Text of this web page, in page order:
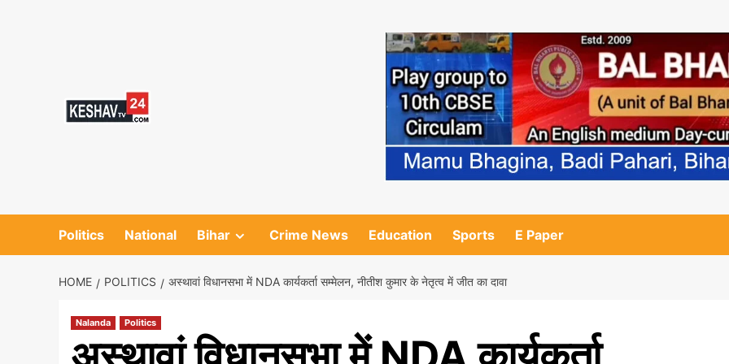
Politics National Bihar Crime News Education Sports E Paper
HOME POLITICS अस्थावां विधानसभा में NDA कार्यकर्ता सम्मेलन, नीतीश कुमार के नेतृत्व में जीत का दावा
Nalanda Politics